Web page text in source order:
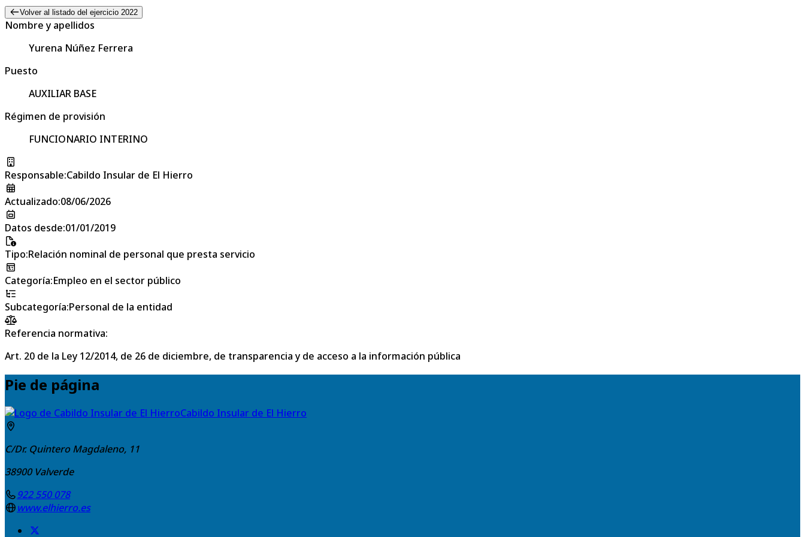
Volver al listado del ejercicio 2022
Nombre y apellidos
Yurena Núñez Ferrera
Puesto
AUXILIAR BASE
Régimen de provisión
FUNCIONARIO INTERINO
Responsable:Cabildo Insular de El Hierro
Actualizado:08/06/2026
Datos desde:01/01/2019
Tipo:Relación nominal de personal que presta servicio
Categoría:Empleo en el sector público
Subcategoría:Personal de la entidad
Referencia normativa:
Art. 20 de la Ley 12/2014, de 26 de diciembre, de transparencia y de acceso a la información pública
Pie de página
Cabildo Insular de El Hierro
C/Dr. Quintero Magdaleno, 11
38900 Valverde
922 550 078
www.elhierro.es